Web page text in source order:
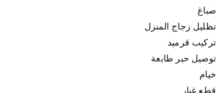
صباغ
تظليل زجاج المنزل
تركيب قرميد
توصيل حبر طابعة
خيام
قطع غيار